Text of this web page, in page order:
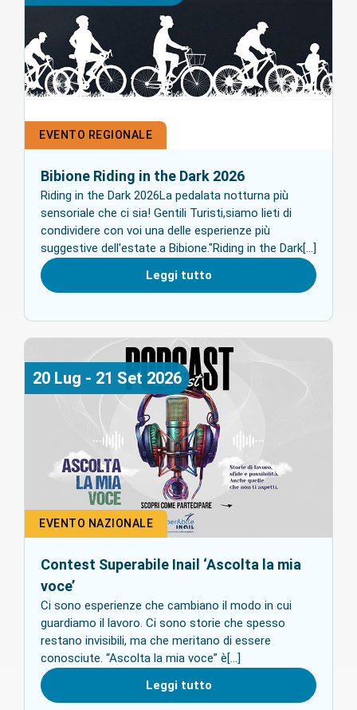
EVENTO REGIONALE
Bibione Riding in the Dark 2026
Riding in the Dark 2026La pedalata notturna più
sensoriale che ci sia! Gentili Turisti,siamo lieti di
condividere con voi una delle esperienze più
suggestive dell'estate a Bibione."Riding in the Dark[...]
Leggi tutto
EVENTO NAZIONALE
20 Lug - 21 Set 2026
Contest Superabile Inail ‘Ascolta la mia
voce’
Ci sono esperienze che cambiano il modo in cui
guardiamo il lavoro. Ci sono storie che spesso
restano invisibili, ma che meritano di essere
conosciute. “Ascolta la mia voce” è[...]
Leggi tutto